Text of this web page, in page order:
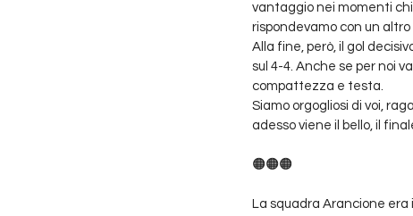
vantaggio nei momenti
rispondevamo con un
Alla fine, però, il gol
sul 4-4. Anche se per noi
compattezza e testa.
Siamo orgogliosi di voi,
adesso viene il bello, il
🟠🟠🟠
La squadra Arancione